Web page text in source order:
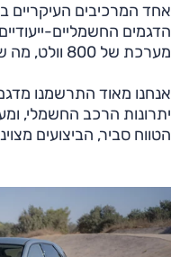
אחד המרכיבים
הדגמים החשמליים-
מערכת של 800 וולט, מה שמאפשר הספקי טעינה גבוהים.
אנחנו מאוד התרשמנו
יתרונות הרכב החשמלי,
הטווח סביר, הביצועים